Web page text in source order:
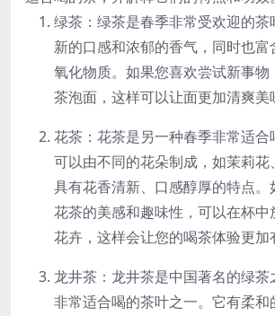
绿茶：绿茶是春季非常受欢迎的
新的口感和浓郁的香气，同时也富
氧化物质。如果您喜欢尝试新事
茶泡面，这样可以让面更加清爽美
花茶：花茶是另一种春季非常适合
可以由不同的花朵制成，如茉莉花
具有花香清新、口感醇厚的特点。
花茶的美感和趣味性，可以在杯中
花卉，这样会让您的喝茶体验更加
龙井茶：龙井茶是中国著名的绿
非常适合喝的茶叶之一。它有柔和